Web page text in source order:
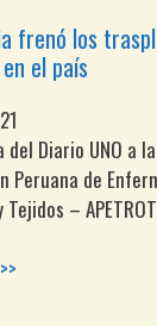
frenó los
el país
del Diario UNO a
Peruana de
Tejidos –